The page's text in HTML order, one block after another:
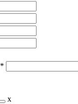
*
x